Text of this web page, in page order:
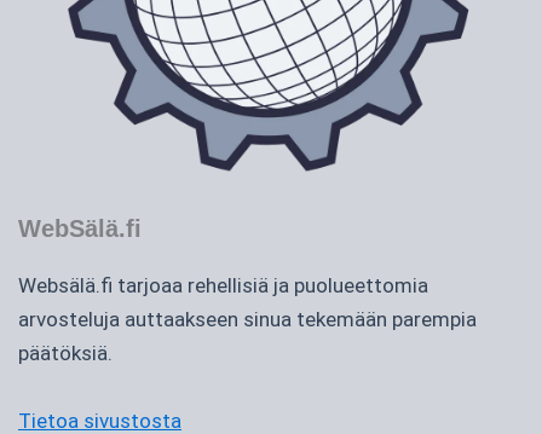
WebSälä.fi
Websälä.fi tarjoaa rehellisiä ja puolueettomia
arvosteluja auttaakseen sinua tekemään parempia
päätöksiä.
Tietoa sivustosta